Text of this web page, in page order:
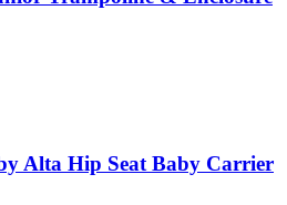
Alta Hip Seat Baby Carrier